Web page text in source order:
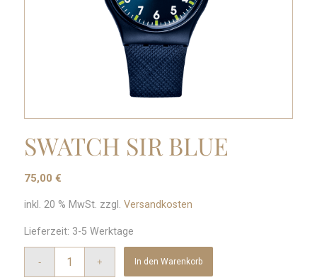
SWATCH SIR BLUE
75,00 €
inkl. 20 % MwSt. zzgl. Versandkosten
Lieferzeit: 3-5 Werktage
In den Warenkorb